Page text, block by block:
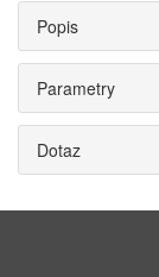
Popis
Parametry
Dotaz